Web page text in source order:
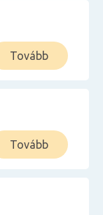
Tovább
Tovább